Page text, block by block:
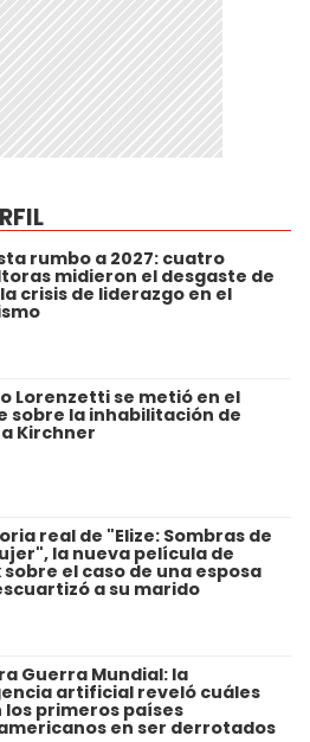
rumbo a 2027: cuatro
midieron el desgaste de
crisis de liderazgo en el
Lorenzetti se metió en el
sobre la inhabilitación de
Kirchner
real de "Elize: Sombras de
la nueva película de
el caso de una esposa
a su marido
Guerra Mundial: la
artificial reveló cuáles
los primeros países
en ser derrotados